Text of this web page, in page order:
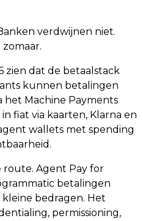
verdwijnen niet.
zomaar.
zien dat de betaalstack
kunnen betalingen
het Machine Payments
fiat via kaarten, Klarna en
wallets met spending
route. Agent Pay for
betalingen
bedragen. Het
permissioning,